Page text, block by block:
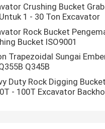
Crushing Bucket Grab
1 - 30 Ton Excavator
Rock Bucket
Bucket ISO9001
Trapezoidal Sungai
Q345B
Duty Rock Digging Bucket
- 100T Excavator